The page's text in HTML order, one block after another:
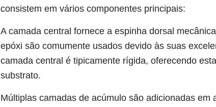
consistem em vários componentes principais:
A camada central fornece a espinha dorsal
epóxi são comumente usados ​​devido às suas
camada central é tipicamente rígida, oferecendo
substrato.
Múltiplas camadas de acúmulo são adicionadas